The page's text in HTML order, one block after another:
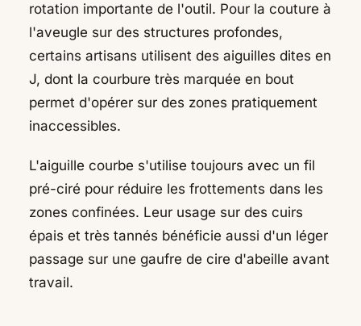
rotation importante de l'outil. Pour la couture à
l'aveugle sur des structures profondes,
certains artisans utilisent des aiguilles dites en
J, dont la courbure très marquée en bout
permet d'opérer sur des zones pratiquement
inaccessibles.
L'aiguille courbe s'utilise toujours avec un fil
pré-ciré pour réduire les frottements dans les
zones confinées. Leur usage sur des cuirs
épais et très tannés bénéficie aussi d'un léger
passage sur une gaufre de cire d'abeille avant
travail.